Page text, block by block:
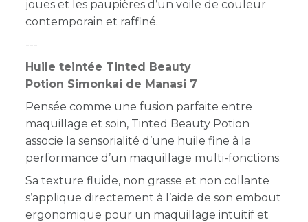
joues et les paupières d’un voile de couleur
contemporain et raffiné.
---
Huile teintée Tinted Beauty
Potion Simonkai de Manasi 7
Pensée comme une fusion parfaite entre
maquillage et soin, Tinted Beauty Potion
associe la sensorialité d’une huile fine à la
performance d’un maquillage multi-fonctions.
Sa texture fluide, non grasse et non collante
s’applique directement à l’aide de son embout
ergonomique pour un maquillage intuitif et